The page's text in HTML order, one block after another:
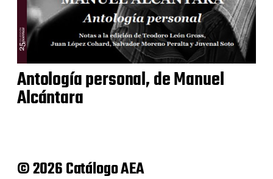
Antología personal, de Manuel
Alcántara
© 2026 Catálogo AEA